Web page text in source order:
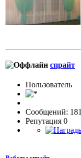
спрайт
Пользовaтeль
Сообщений: 181
Репутация 0